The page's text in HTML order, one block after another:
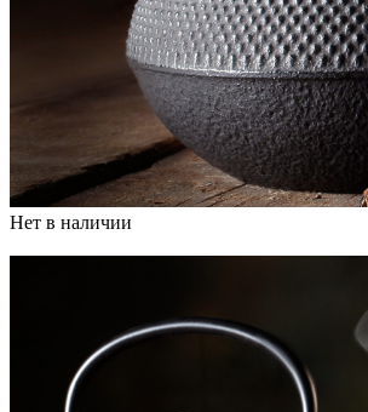
Нет в наличии